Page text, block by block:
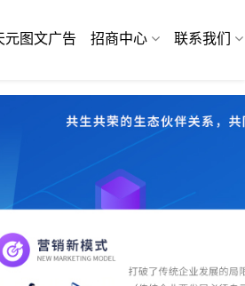
元图文广告 招商中心 联系我们